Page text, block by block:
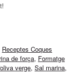
Receptes Coques
de força, Formatge
verge, Sal marina,